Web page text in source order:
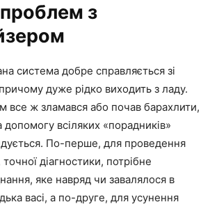
з
система добре справляється зі
дуже рідко виходить з ладу.
все ж зламався або почав барахлити,
всіляких «порадників»
По-перше, для проведення
діагностики, потрібне
яке навряд чи завалялося в
васі, а по-друге, для усунення